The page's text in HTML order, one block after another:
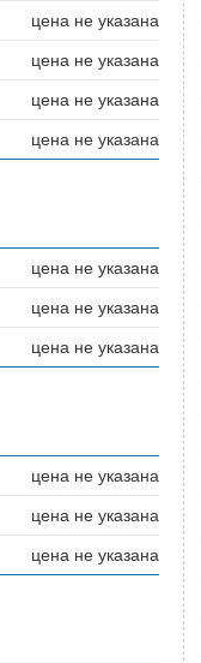
цена не указана
цена не указана
цена не указана
цена не указана
цена не указана
цена не указана
цена не указана
цена не указана
цена не указана
цена не указана